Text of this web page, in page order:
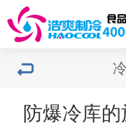
防爆冷库